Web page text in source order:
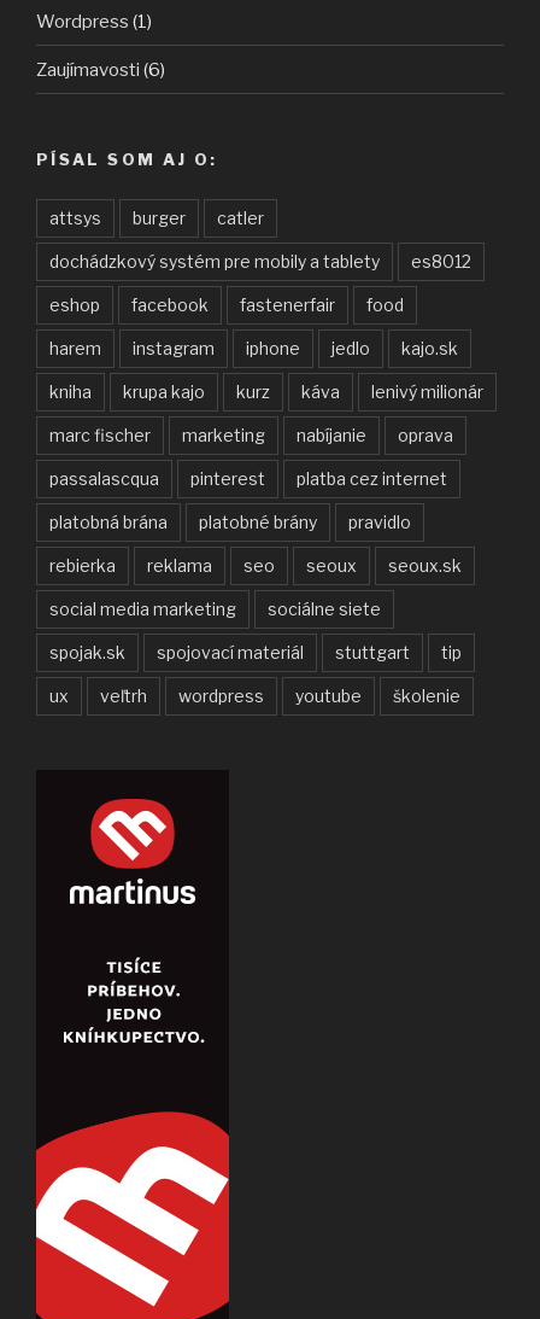
Wordpress (1)
Zaujímavosti (6)
PÍSAL SOM AJ O:
attsys burger catler
dochádzkový systém pre mobily a tablety es8012
eshop facebook fastenerfair food
harem instagram iphone jedlo kajo.sk
kniha krupa kajo kurz káva lenivý milionár
marc fischer marketing nabíjanie oprava
passalascqua pinterest platba cez internet
platobná brána platobné brány pravidlo
rebierka reklama seo seoux seoux.sk
social media marketing sociálne siete
spojak.sk spojovací materiál stuttgart tip
ux veľtrh wordpress youtube školenie